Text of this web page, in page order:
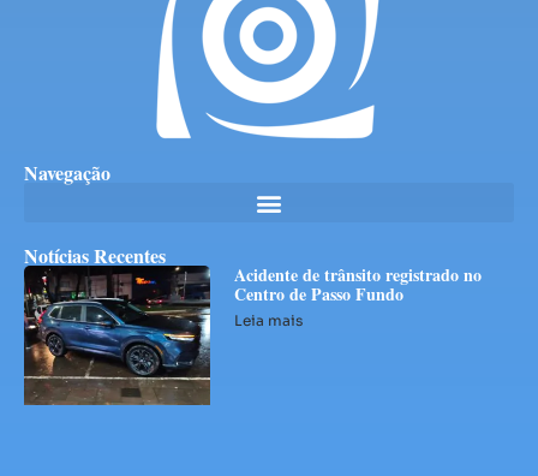
Navegação
Notícias Recentes
Acidente de trânsito registrado no
Centro de Passo Fundo
Leia mais